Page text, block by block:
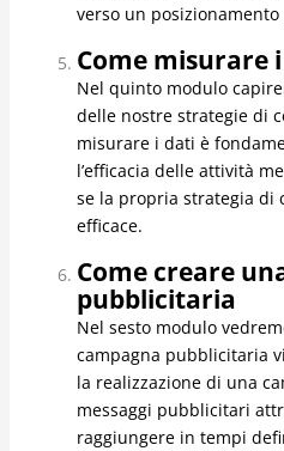
verso un
Come misurare
Nel quinto modulo
delle nostre strategie di
misurare i dati è
l’efficacia delle attività
se la propria strategia di
efficace.
Come creare
pubblicitaria
Nel sesto modulo
campagna pubblicitaria
la realizzazione di una
messaggi pubblicitari
raggiungere in tempi